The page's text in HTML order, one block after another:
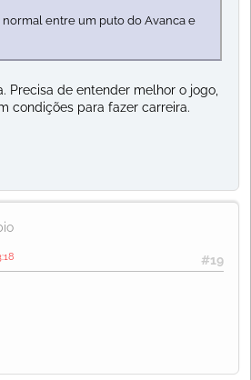
normal entre um puto do Avanca e
Precisa de entender melhor o jogo,
condições para fazer carreira.
#19